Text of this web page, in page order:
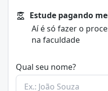
Estude pagando
Aí é só fazer o
na faculdade
Qual seu nome?